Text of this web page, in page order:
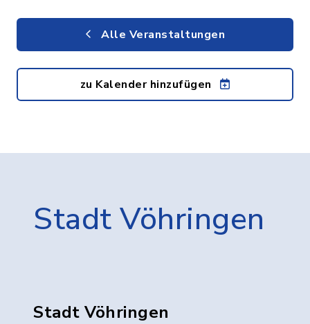
Alle Veranstaltungen
zu Kalender hinzufügen
Stadt Vöhringen
Stadt Vöhringen